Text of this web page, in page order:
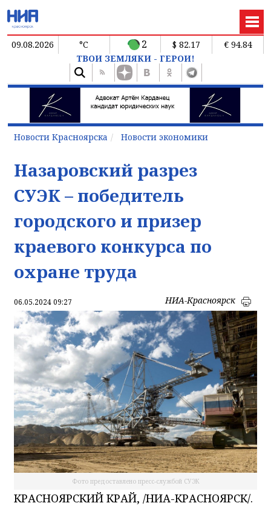
09.08.2026 °C 2 $ 82.17
€ 94.84
ТВОИ ЗЕМЛЯКИ - ГЕРОИ!
Новости Красноярска Новости экономики
Назаровский разрез
СУЭК – победитель
городского и призер
краевого конкурса по
охране труда
06.05.2024 09:27 НИА-Красноярск
Фото предоставлено пресс-службой СУЭК
КРАСНОЯРСКИЙ КРАЙ, /НИА-КРАСНОЯРСК/.